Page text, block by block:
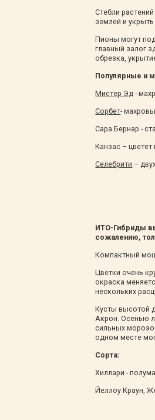
Стебли
землей и
Пионы могут
главный залог
обрезка,
Популярные и
Мистер Эд -
Сорбет-
Сара Бернар -
Канзас –
Селебрити –
ИТО-Гибриды
сожалению,
Компактный
Цветки очень
окраска
нескольких
Кусты высотой
Акрон. Осенью
сильных
одном месте
Сорта:
Хиллари -
Йеллоу Краун,